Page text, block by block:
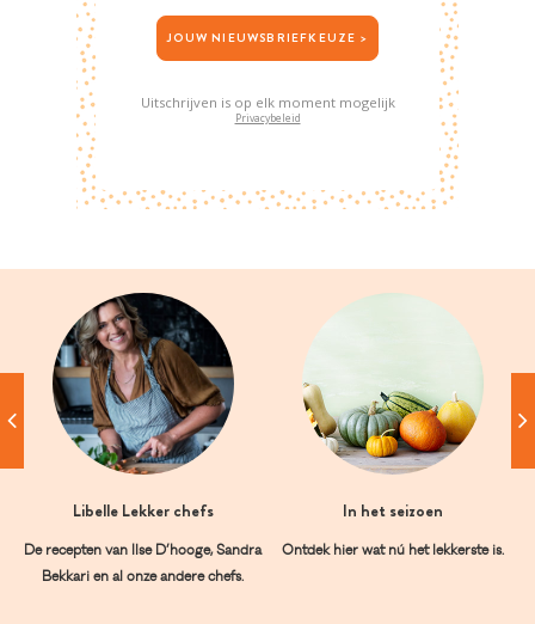
JOUW NIEUWSBRIEFKEUZE >
Uitschrijven is op elk moment mogelijk
Privacybeleid
Libelle Lekker chefs
De recepten van Ilse D’hooge, Sandra
Bekkari en al onze andere chefs.
In het seizoen
Ontdek hier wat nú het lekkerste is.